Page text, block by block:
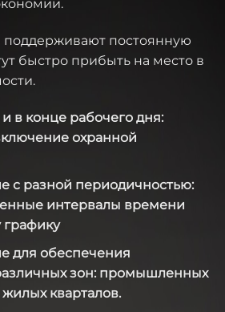
постоянную
быстро прибыть на место в
в конце рабочего дня:
охранной
с разной периодичностью:
интервалы времени
графику
для обеспечения
зон: промышленных
кварталов.